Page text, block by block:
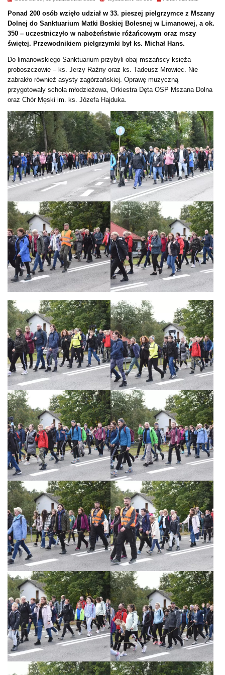
Ponad 200 osób wzięło udział w 33. pieszej pielgrzymce z Mszany
Dolnej do Sanktuarium Matki Boskiej Bolesnej w Limanowej, a ok.
350 – uczestniczyło w nabożeństwie różańcowym oraz mszy
świętej. Przewodnikiem pielgrzymki był ks. Michał Hans.
Do limanowskiego Sanktuarium przybyli obaj mszańscy księża
proboszczowie – ks. Jerzy Raźny oraz ks. Tadeusz Mrowiec. Nie
zabrakło również asysty zagórzańskiej. Oprawę muzyczną
przygotowały schola młodzieżowa, Orkiestra Dęta OSP Mszana Dolna
oraz Chór Męski im. ks. Józefa Hajduka.